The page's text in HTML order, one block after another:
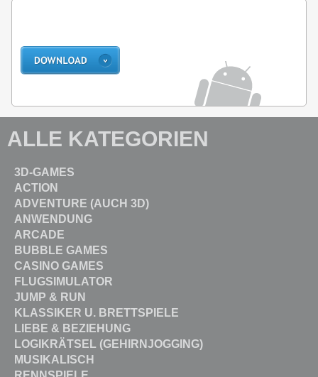
ALLE KATEGORIEN
3D-GAMES
ACTION
ADVENTURE (AUCH 3D)
ANWENDUNG
ARCADE
BUBBLE GAMES
CASINO GAMES
FLUGSIMULATOR
JUMP & RUN
KLASSIKER U. BRETTSPIELE
LIEBE & BEZIEHUNG
LOGIKRÄTSEL (GEHIRNJOGGING)
MUSIKALISCH